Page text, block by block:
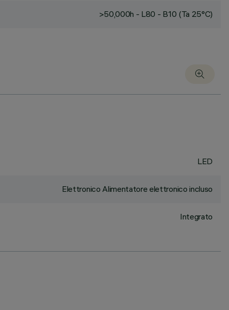
>50,000h - L80 - B10 (Ta 25°C)
LED
Elettronico Alimentatore elettronico incluso
Integrato